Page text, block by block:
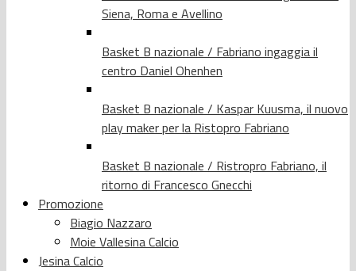
Siena, Roma e Avellino
Basket B nazionale / Fabriano ingaggia il
centro Daniel Ohenhen
Basket B nazionale / Kaspar Kuusma, il nuovo
play maker per la Ristopro Fabriano
Basket B nazionale / Ristropro Fabriano, il
ritorno di Francesco Gnecchi
Promozione
Biagio Nazzaro
Moie Vallesina Calcio
Jesina Calcio